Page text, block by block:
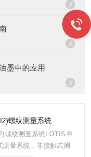
墨中的应用
螺纹测量系统
螺纹测量系统LOTIS ®
量系统，非接触式测